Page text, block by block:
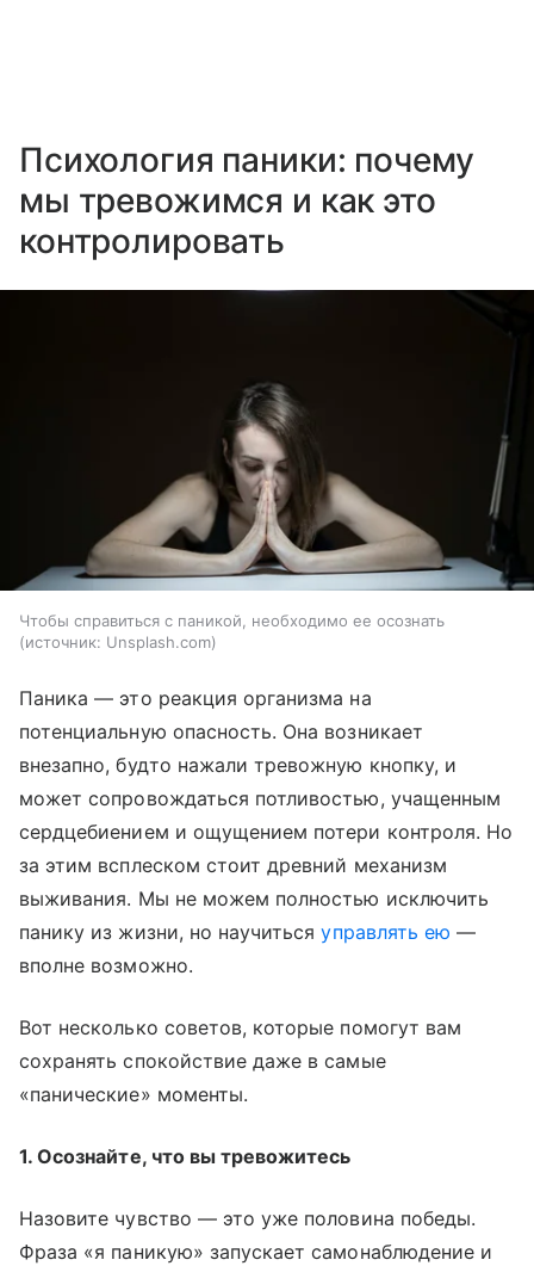
Психология паники: почему
мы тревожимся и как это
контролировать
Чтобы справиться с паникой, необходимо ее осознать
источник: Unsplash.com
Паника — это реакция организма на
потенциальную опасность. Она возникает
внезапно, будто нажали тревожную кнопку, и
может сопровождаться потливостью, учащенным
сердцебиением и ощущением потери контроля. Но
за этим всплеском стоит древний механизм
выживания. Мы не можем полностью исключить
панику из жизни, но научитьсяуправлять ею —
вполне возможно.
Вот несколько советов, которые помогут вам
сохранять спокойствие даже в самые
«панические» моменты.
1. Осознайте, что вы тревожитесь
Назовите чувство — это уже половина победы.
Фраза «я паникую» запускает самонаблюдение и